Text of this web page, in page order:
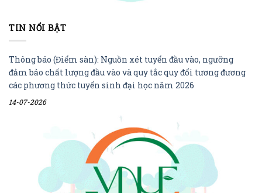
TIN NỔI BẬT
Thông báo (Điểm sàn): Nguồn xét tuyển đầu vào, ngưỡng
đảm bảo chất lượng đầu vào và quy tắc quy đổi tương đương
các phương thức tuyển sinh đại học năm 2026
14-07-2026